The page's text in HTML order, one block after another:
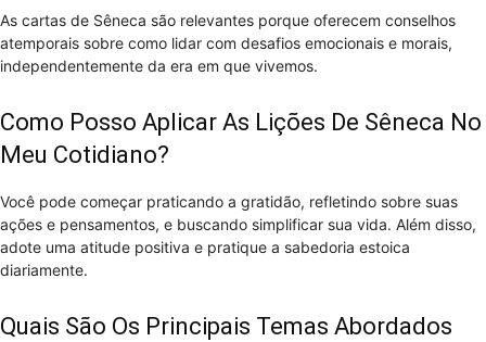
As cartas de Sêneca são relevantes porque oferecem conselhos
atemporais sobre como lidar com desafios emocionais e morais,
independentemente da era em que vivemos.
Como Posso Aplicar As Lições De Sêneca No
Meu Cotidiano?
Você pode começar praticando a gratidão, refletindo sobre suas
ações e pensamentos, e buscando simplificar sua vida. Além disso,
adote uma atitude positiva e pratique a sabedoria estoica
diariamente.
Quais São Os Principais Temas Abordados